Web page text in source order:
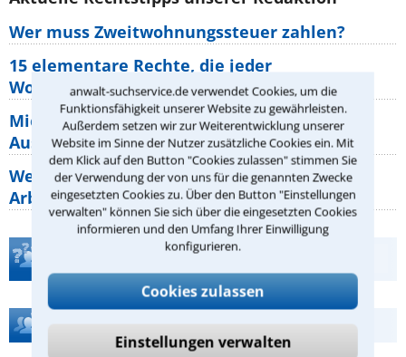
anwalt-suchservice.de verwendet Cookies, um die
Funktionsfähigkeit unserer Website zu gewährleisten.
Außerdem setzen wir zur Weiterentwicklung unserer
Website im Sinne der Nutzer zusätzliche Cookies ein. Mit
dem Klick auf den Button "Cookies zulassen" stimmen Sie
der Verwendung der von uns für die genannten Zwecke
eingesetzten Cookies zu. Über den Button "Einstellungen
verwalten" können Sie sich über die eingesetzten Cookies
informieren und den Umfang Ihrer Einwilligung
konfigurieren.
Cookies zulassen
Einstellungen verwalten
Wer muss Zweitwohnungssteuer zahlen?
15 elementare Rechte, die jeder
Wohnungseigentümer kennen sollte
Mietpreisbremse 2026: Alle Regeln,
Ausnahmen und Rechte für Mieter
Welche Regeln für Teilnahme, Urlaub,
Arbeitszeit gelten beim
Teste Dein Rechtswissen
Hilfe bei Ihrer Anwaltsuche?